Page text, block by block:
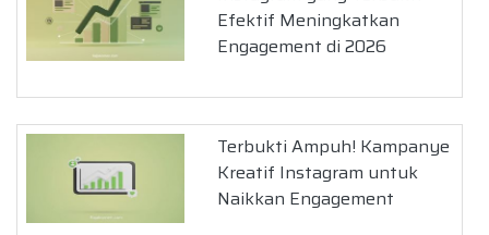
Efektif Meningkatkan
Engagement di 2026
Terbukti Ampuh! Kampanye
Kreatif Instagram untuk
Naikkan Engagement